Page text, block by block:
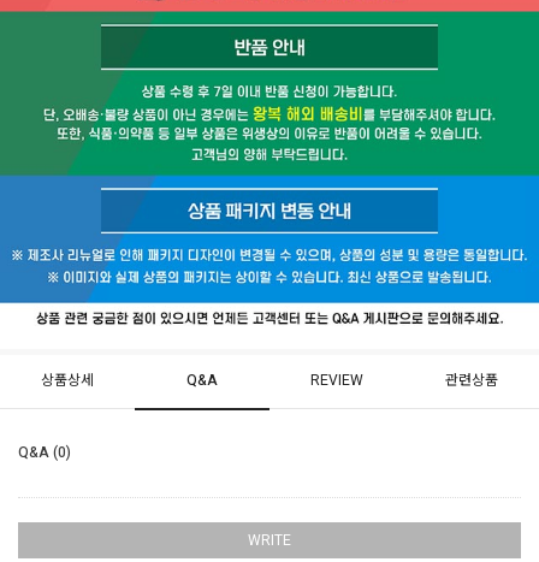
상품상세 Q&A REVIEW 관련상품
Q&A (0)
WRITE